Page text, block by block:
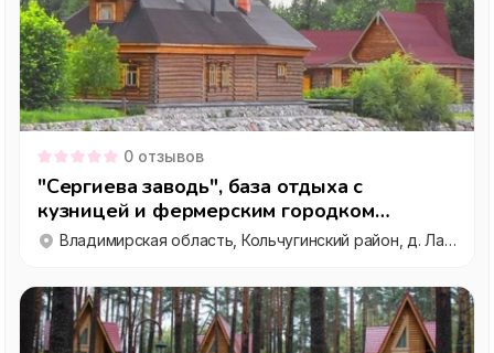
0 отзывов
"Сергиева заводь", база отдыха с
кузницей и фермерским городком
недалеко от Москвы
Владимирская область, Кольчугинский район, д. Ладожино